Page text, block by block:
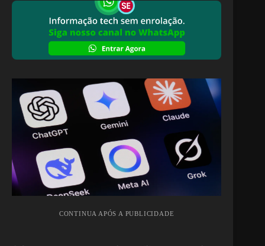
CONTINUA APÓS A PUBLICIDADE